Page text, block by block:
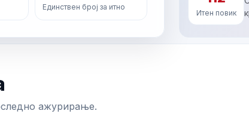
Единствен број за итно
Итен повик
ажурирање.